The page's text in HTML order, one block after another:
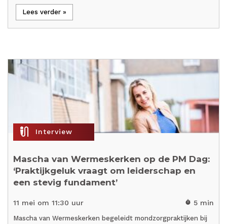
Lees verder »
mic_external_on Interview
Mascha van Wermeskerken op de PM Dag:
‘Praktijkgeluk vraagt om leiderschap en
een stevig fundament’
11 mei om 11:30 uur timer 5 min
Mascha van Wermeskerken begeleidt mondzorgpraktijken bij